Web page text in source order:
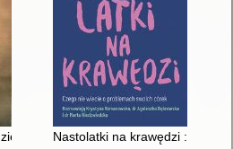
w perspektywie polskiej
Nastolatki na krawędzi : czego